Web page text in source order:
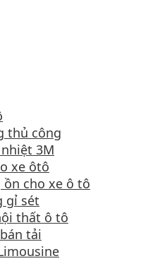
thủ công
3M
xe ôtô
ồn cho xe ô tô
gỉ sét
thất ô tô
tải